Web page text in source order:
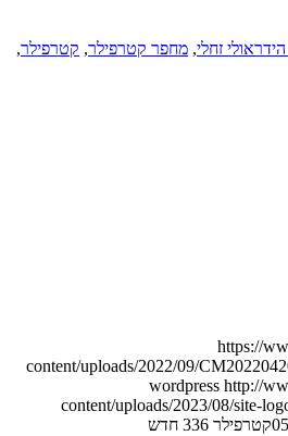
זחלי, מחפר קטרפילר, קטרפילר,
https://
content/uploads/2022/09/
wordpress http://
content/uploads/2023/08/site-
קטרפילר 336 חדש